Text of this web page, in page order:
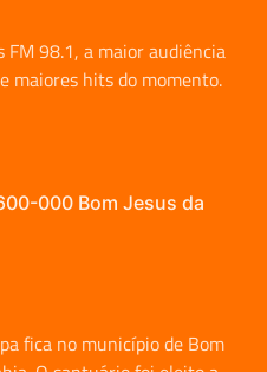
FM 98.1, a maior audiência
maiores hits do momento.
000 Bom Jesus da
fica no município de Bom